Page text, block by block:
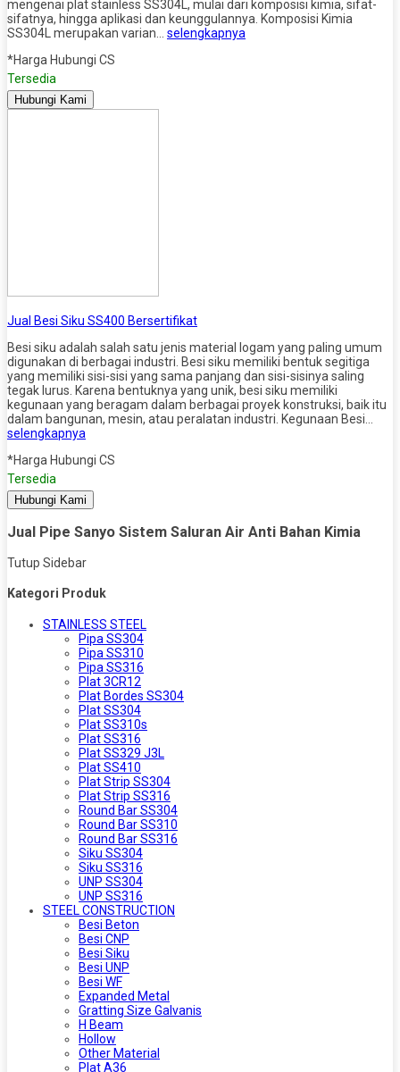
mengenai plat stainless SS304L, mulai dari komposisi kimia, sifat-
sifatnya, hingga aplikasi dan keunggulannya. Komposisi Kimia
SS304L merupakan varian… selengkapnya
*Harga Hubungi CS
Tersedia
Hubungi Kami
Jual Besi Siku SS400 Bersertifikat
Besi siku adalah salah satu jenis material logam yang paling umum
digunakan di berbagai industri. Besi siku memiliki bentuk segitiga
yang memiliki sisi-sisi yang sama panjang dan sisi-sisinya saling
tegak lurus. Karena bentuknya yang unik, besi siku memiliki
kegunaan yang beragam dalam berbagai proyek konstruksi, baik itu
dalam bangunan, mesin, atau peralatan industri. Kegunaan Besi…
selengkapnya
*Harga Hubungi CS
Tersedia
Hubungi Kami
Jual Pipe Sanyo Sistem Saluran Air Anti Bahan Kimia
Tutup Sidebar
Kategori Produk
STAINLESS STEEL
Pipa SS304
Pipa SS310
Pipa SS316
Plat 3CR12
Plat Bordes SS304
Plat SS304
Plat SS310s
Plat SS316
Plat SS329 J3L
Plat SS410
Plat Strip SS304
Plat Strip SS316
Round Bar SS304
Round Bar SS310
Round Bar SS316
Siku SS304
Siku SS316
UNP SS304
UNP SS316
STEEL CONSTRUCTION
Besi Beton
Besi CNP
Besi Siku
Besi UNP
Besi WF
Expanded Metal
Gratting Size Galvanis
H Beam
Hollow
Other Material
Plat A36